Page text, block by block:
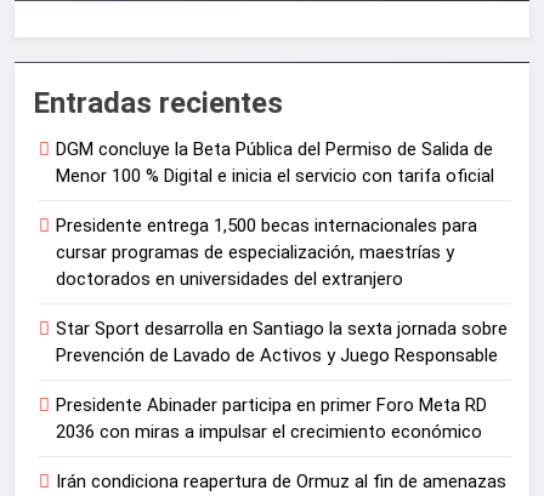
Entradas recientes
DGM concluye la Beta Pública del Permiso de Salida de
Menor 100 % Digital e inicia el servicio con tarifa oficial
Presidente entrega 1,500 becas internacionales para
cursar programas de especialización, maestrías y
doctorados en universidades del extranjero
Star Sport desarrolla en Santiago la sexta jornada sobre
Prevención de Lavado de Activos y Juego Responsable
Presidente Abinader participa en primer Foro Meta RD
2036 con miras a impulsar el crecimiento económico
Irán condiciona reapertura de Ormuz al fin de amenazas